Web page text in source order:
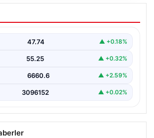
Hoşgeldin Mohamed Salah:
Büyük Karşılama
Salah’ı resmi olarak ağırlamaya
47.74 ▲ +0.18%
55.25 ▲ +0.32%
6660.6 ▲ +2.59%
3096152 ▲ +0.02%